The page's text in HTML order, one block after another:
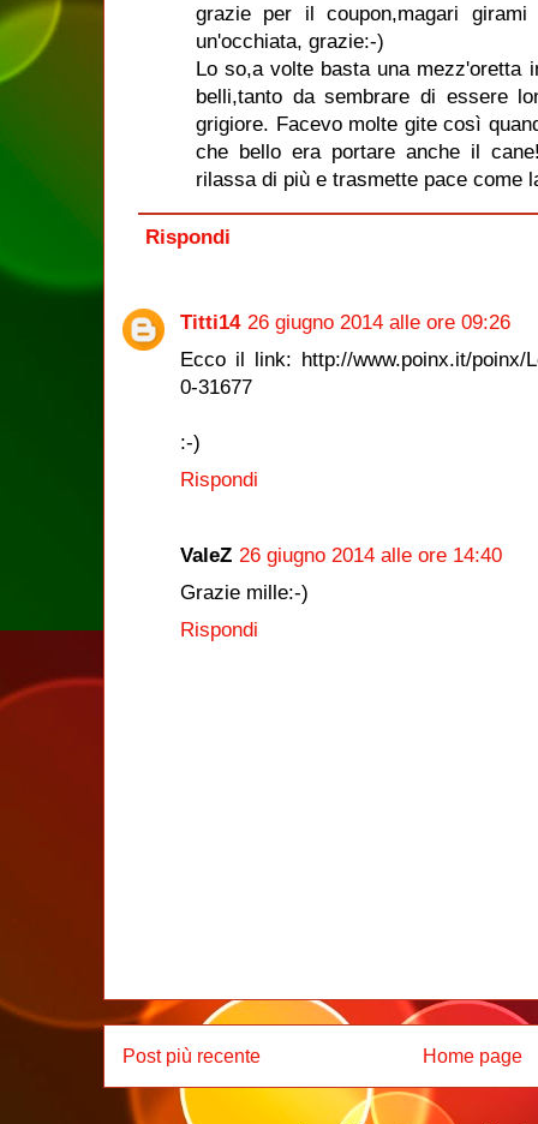
grazie per il coupon,magari
un'occhiata, grazie:-)
Lo so,a volte basta una mezz'oretta
belli,tanto da sembrare di essere
grigiore. Facevo molte gite così
che bello era portare anche il
rilassa di più e trasmette pace come
Rispondi
Titti14 26 giugno 2014 alle ore 09:26
Ecco il link: http://www.poinx.it/poinx/
0-31677
:-)
Rispondi
ValeZ 26 giugno 2014 alle ore 14:40
Grazie mille:-)
Rispondi
Post più recente Home page